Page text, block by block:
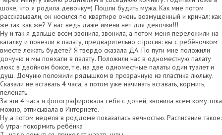
шоке, что я родила девочку=) Пошли будить мужа. Как мне потом
рассказывали, он носился по квартире очень возмущённый и кричал: как
же так, как же? У нас ведь даже имени нет для девочки!!!
Ну и так я дальше всем звонила, звонила, а потом меня переложили на
каталку и повезли в палату, предварительно спросив: вы с ребёночком
вместе лежать будете? Я твёрдо сказала ДА. По пути мне положили
дочуню и мы поехали в палату. Положили нас в одноместную палату
люкс в двойном боксе, т.е. на две одноместные палаты один туалет и
душ. Дочуню положили рядышком в прозрачную из пластика люльку.
Сказали не вставать 4 часа, а потом уже начинать вставать, кормить,
пеленать.
За эти 4 часа я фотографировала себя с дочей, звонила всем кому тока
можно, отписывала в Интернете.
Ну а потом неделя в роддоме показалась вечностью. Расписание такое:
6 утра- покормить ребёнка